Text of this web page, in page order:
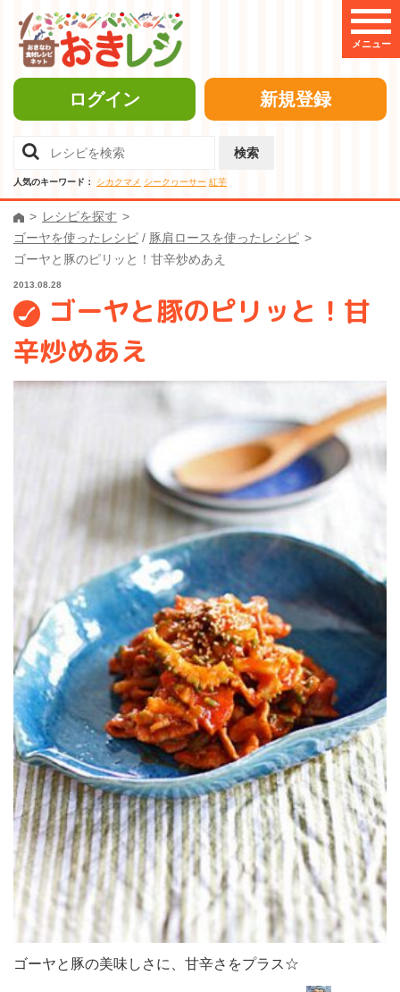
メニュー
ログイン 新規登録
検索
人気のキーワード： シカクマメ シークヮーサー 紅芋
レシピを探す
ゴーヤを使ったレシピ / 豚肩ロースを使ったレシピ
ゴーヤと豚のピリッと！甘辛炒めあえ
2013.08.28
ゴーヤと豚のピリッと！甘
辛炒めあえ
ゴーヤと豚の美味しさに、甘辛さをプラス☆